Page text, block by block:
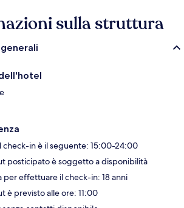
sulla struttura
check-in è il seguente: 15:00-24:00
posticipato è soggetto a disponibilità
per effettuare il check-in: 18 anni
è previsto alle ore: 11:00